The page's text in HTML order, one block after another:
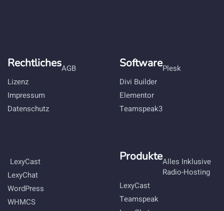
RechtlichesAGB
Lizenz
Impressum
Datenschutz
SoftwarePlesk
Divi Builder
Elementor
Teamspeak3
LexyCast
LexyChat
WordPress
WHMCS
ProdukteAlles Inklusive
Radio-Hosting
LexyCast
Teamspeak